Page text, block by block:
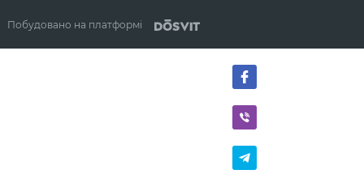
Побудовано на платформі